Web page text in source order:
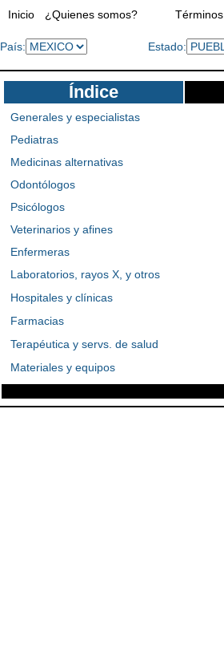
Inicio ¿Quienes somos? Términos
País: Estado:
Índice
Generales y especialistas
Pediatras
Medicinas alternativas
Odontólogos
Psicólogos
Veterinarios y afines
Enfermeras
Laboratorios, rayos X, y otros
Hospitales y clínicas
Farmacias
Terapéutica y servs. de salud
Materiales y equipos